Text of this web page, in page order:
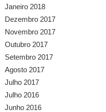
Janeiro 2018
Dezembro 2017
Novembro 2017
Outubro 2017
Setembro 2017
Agosto 2017
Julho 2017
Julho 2016
Junho 2016